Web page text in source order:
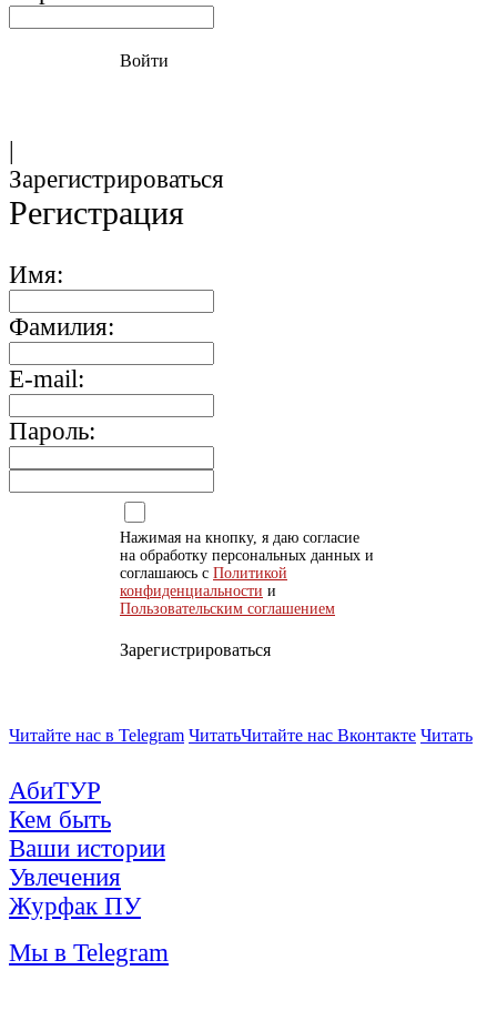
Войти
|
Зарегистрироваться
Регистрация
Имя:
Фамилия:
E-mail:
Пароль:
Нажимая на кнопку, я даю согласие
на обработку персональных данных и
соглашаюсь с Политикой
конфиденциальности и
Пользовательским соглашением
Зарегистрироваться
Читайте нас в Telegram ЧитатьЧитайте нас Вконтакте Читать
АбиТУР
Кем быть
Ваши истории
Увлечения
Журфак ПУ
Мы в Telegram